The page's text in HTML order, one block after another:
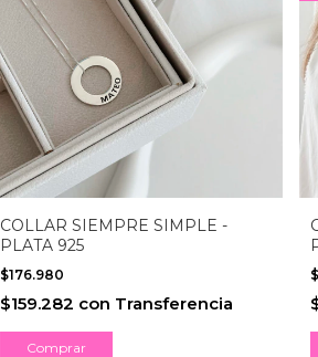
COLLAR SIEMPRE SIMPLE -
PLATA 925
$176.980
$159.282 con Transferencia
Comprar